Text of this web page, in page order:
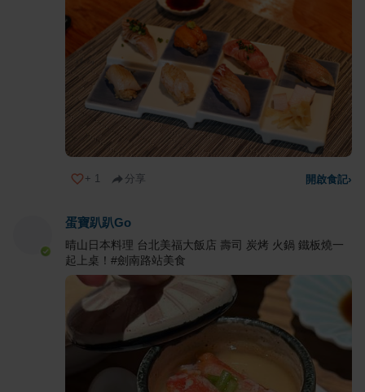
+ 1 分享 開啟食記›
蛋寶趴趴Go
晴山日本料理 台北美福大飯店 壽司 炭烤 火鍋 鐵板燒一
起上桌！#劍南路站美食